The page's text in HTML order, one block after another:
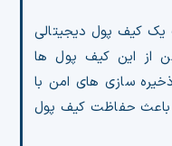
یک کیف پول دیجیتالی
از این کیف پول ها
سازی های امن با
باعث حفاظت کیف پول